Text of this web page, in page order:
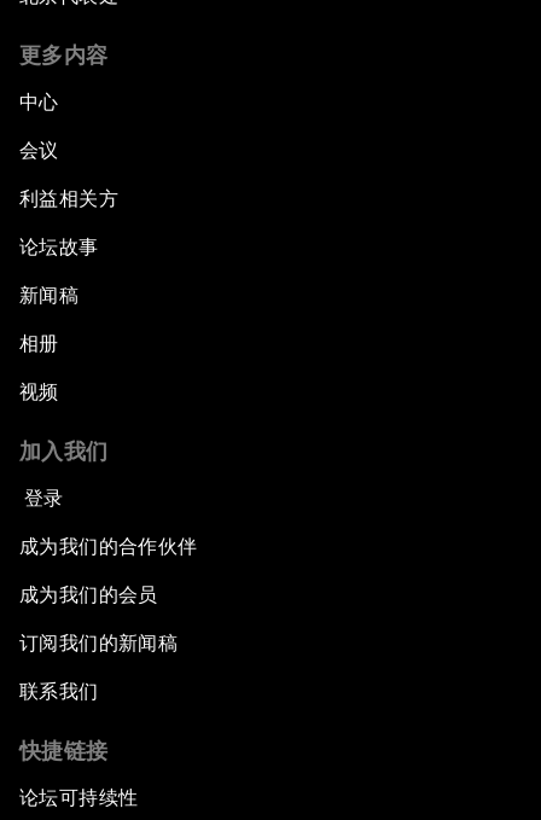
更多内容
中心
会议
利益相关方
论坛故事
新闻稿
相册
视频
加入我们
登录
成为我们的合作伙伴
成为我们的会员
订阅我们的新闻稿
联系我们
快捷链接
论坛可持续性